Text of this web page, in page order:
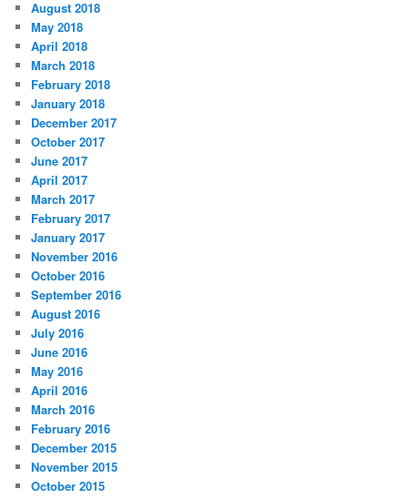
August 2018
May 2018
April 2018
March 2018
February 2018
January 2018
December 2017
October 2017
June 2017
April 2017
March 2017
February 2017
January 2017
November 2016
October 2016
September 2016
August 2016
July 2016
June 2016
May 2016
April 2016
March 2016
February 2016
December 2015
November 2015
October 2015